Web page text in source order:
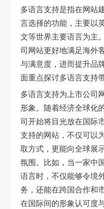
多语言支持是指在网站
言选择的功能，主要以
文等世界主要语言为主
司网站更好地满足海外
与满意度，进而提升品
面重点探讨多语言支持
多语言支持为上市公司
形象。随着经济全球化
司开始将目光放在国际
支持的网站，不仅可以
取方式，更能向全球展
氛围。比如，当一家中
语言时，不仅能够令境
务，还能在跨国合作和
在国际间的形象认可度